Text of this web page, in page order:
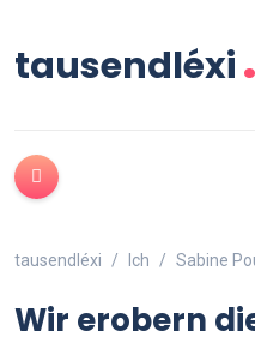
tausendléxi.
tausendléxi Ich Sabine
Wir erobern